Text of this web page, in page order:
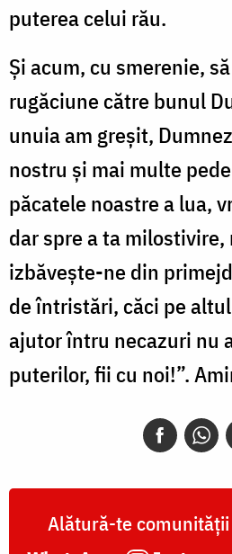
puterea celui rău.
Şi acum, cu smerenie,
rugăciune către bunul
unuia am greşit,
nostru şi mai multe
păcatele noastre a lua,
dar spre a ta milostivire,
izbăveşte-ne din
de întristări, căci pe
ajutor întru necazuri nu
puterilor, fii cu noi!”.
Alătură-te